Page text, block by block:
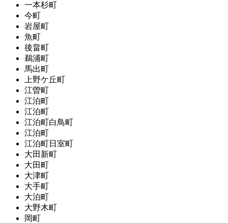
一本杉町
今町
岩屋町
魚町
後畠町
鵜浦町
馬出町
上野ケ丘町
江曽町
江泊町
江泊町
江泊町白鳥町
江泊町
江泊町日室町
大田新町
大田町
大津町
大手町
大泊町
大野木町
岡町